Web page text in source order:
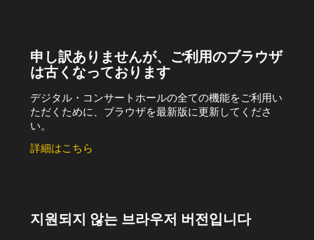
申し訳ありませんが、ご利用のブラウザ
は古くなっております
デジタル・コンサートホールの全ての機能をご利用い
ただくために、ブラウザを最新版に更新してくださ
い。
詳細はこちら
지원되지 않는 브라우저 버전입니다